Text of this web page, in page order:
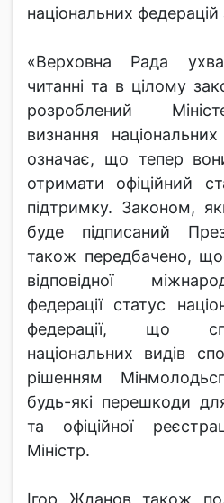
національних федерацій
«Верховна Рада
читанні та в цілому
розроблений
визнання
означає, що тепер
отримати офіційний
підтримку. Законом,
буде підписаний
також передбачено, що
відповідної
федерації статус
федерації, що
національних видів
рішенням
будь-які перешкоди
та офіційної
Міністр.
Ігор Жданов також